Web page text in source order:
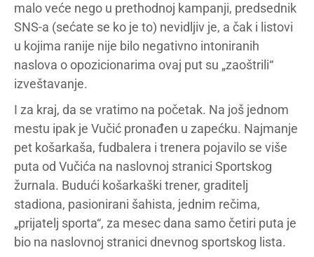
malo veće nego u prethodnoj kampanji, predsednik
SNS-a (sećate se ko je to) nevidljiv je, a čak i listovi
u kojima ranije nije bilo negativno intoniranih
naslova o opozicionarima ovaj put su „zaoštrili“
izveštavanje.
I za kraj, da se vratimo na početak. Na još jednom
mestu ipak je Vučić pronađen u zapećku. Najmanje
pet košarkaša, fudbalera i trenera pojavilo se više
puta od Vučića na naslovnoj stranici Sportskog
žurnala. Budući košarkaški trener, graditelj
stadiona, pasionirani šahista, jednim rečima,
„prijatelj sporta“, za mesec dana samo četiri puta je
bio na naslovnoj stranici dnevnog sportskog lista.